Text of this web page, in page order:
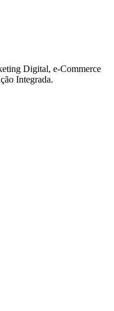
Digital, e-Commerce
Integrada.